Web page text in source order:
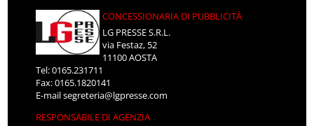
CONCESSIONARIA DI PUBBLICITÀ
LG PRESSE S.R.L.
via Festaz, 52
11100 AOSTA
Tel: 0165.231711
Fax: 0165.1820141
E-mailsegreteria@lgpresse.com
RESPONSABILE DI AGENZIA